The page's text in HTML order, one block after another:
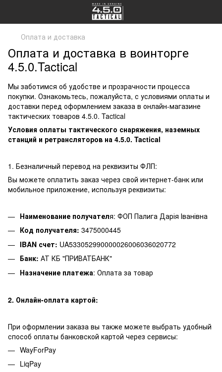
Оплата и доставка
Оплата и доставка в воинторге
4.5.0.Tactical
Мы заботимся об удобстве и прозрачности процесса
покупки. Ознакомьтесь, пожалуйста, с условиями оплаты и
доставки перед оформлением заказа в онлайн-магазине
тактических товаров 4.5.0. Tactical
Условия оплаты тактического снаряжения, наземных
станций и ретрансляторов на 4.5.0. Tactical
1. Безналичный перевод на реквизиты ФЛП:
Вы можете оплатить заказ через свой интернет-банк или
мобильное приложение, используя реквизиты:
Наименование получателя: ФОП Палига Дарія Іванівна
Код получателя: 3475000445
IBAN счет: UA533052990000026006036020772
Банк: АТ КБ "ПРИВАТБАНК"
Назначение платежа: Оплата за товар
2. Онлайн-оплата картой:
При оформлении заказа вы также можете выбрать удобный
способ оплаты банковской картой через сервисы:
WayForPay
LiqPay